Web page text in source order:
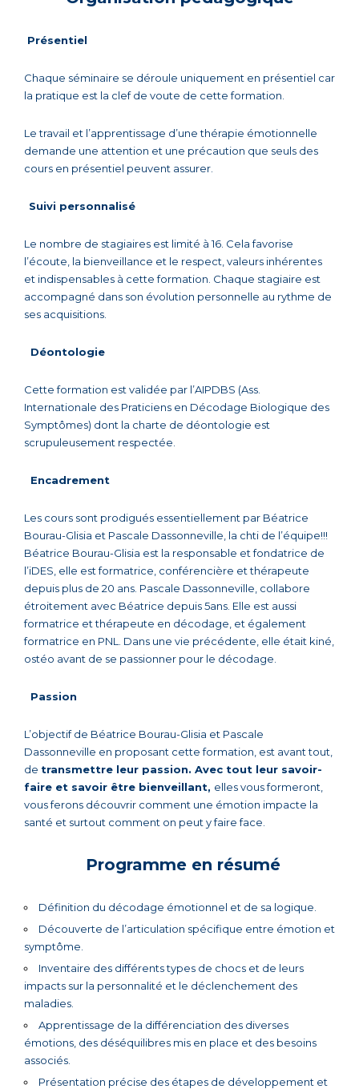
Présentiel
Chaque séminaire se déroule uniquement en présentiel car
la pratique est la clef de voute de cette formation.
Le travail et l’apprentissage d’une thérapie émotionnelle
demande une attention et une précaution que seuls des
cours en présentiel peuvent assurer.
Suivi personnalisé
Le nombre de stagiaires est limité à 16. Cela favorise
l’écoute, la bienveillance et le respect, valeurs inhérentes
et indispensables à cette formation. Chaque stagiaire est
accompagné dans son évolution personnelle au rythme de
ses acquisitions.
Déontologie
Cette formation est validée par l’AIPDBS (Ass.
Internationale des Praticiens en Décodage Biologique des
Symptômes) dont la charte de déontologie est
scrupuleusement respectée.
Encadrement
Les cours sont prodigués essentiellement par Béatrice
Bourau-Glisia et Pascale Dassonneville, la chti de l’équipe!!!
Béatrice Bourau-Glisia est la responsable et fondatrice de
l’iDES, elle est formatrice, conférencière et thérapeute
depuis plus de 20 ans. Pascale Dassonneville, collabore
étroitement avec Béatrice depuis 5ans. Elle est aussi
formatrice et thérapeute en décodage, et également
formatrice en PNL. Dans une vie précédente, elle était kiné,
ostéo avant de se passionner pour le décodage.
Passion
L’objectif de Béatrice Bourau-Glisia et Pascale
Dassonneville en proposant cette formation, est avant tout,
de transmettre leur passion. Avec tout leur savoir-
faire et savoir être bienveillant, elles vous formeront,
vous ferons découvrir comment une émotion impacte la
santé et surtout comment on peut y faire face.
Programme en résumé
Définition du décodage émotionnel et de sa logique.
Découverte de l’articulation spécifique entre émotion et
symptôme.
Inventaire des différents types de chocs et de leurs
impacts sur la personnalité et le déclenchement des
maladies.
Apprentissage de la différenciation des diverses
émotions, des déséquilibres mis en place et des besoins
associés.
Présentation précise des étapes de développement et